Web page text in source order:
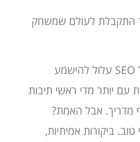
התקבלת לעולם שמשחק
אז נכון, כל העסק הזה של SEO עלול להישמע
עם יותר מדי ראשי תיבות
מדריך. אבל האמת?
ביקורות אמיתיות,